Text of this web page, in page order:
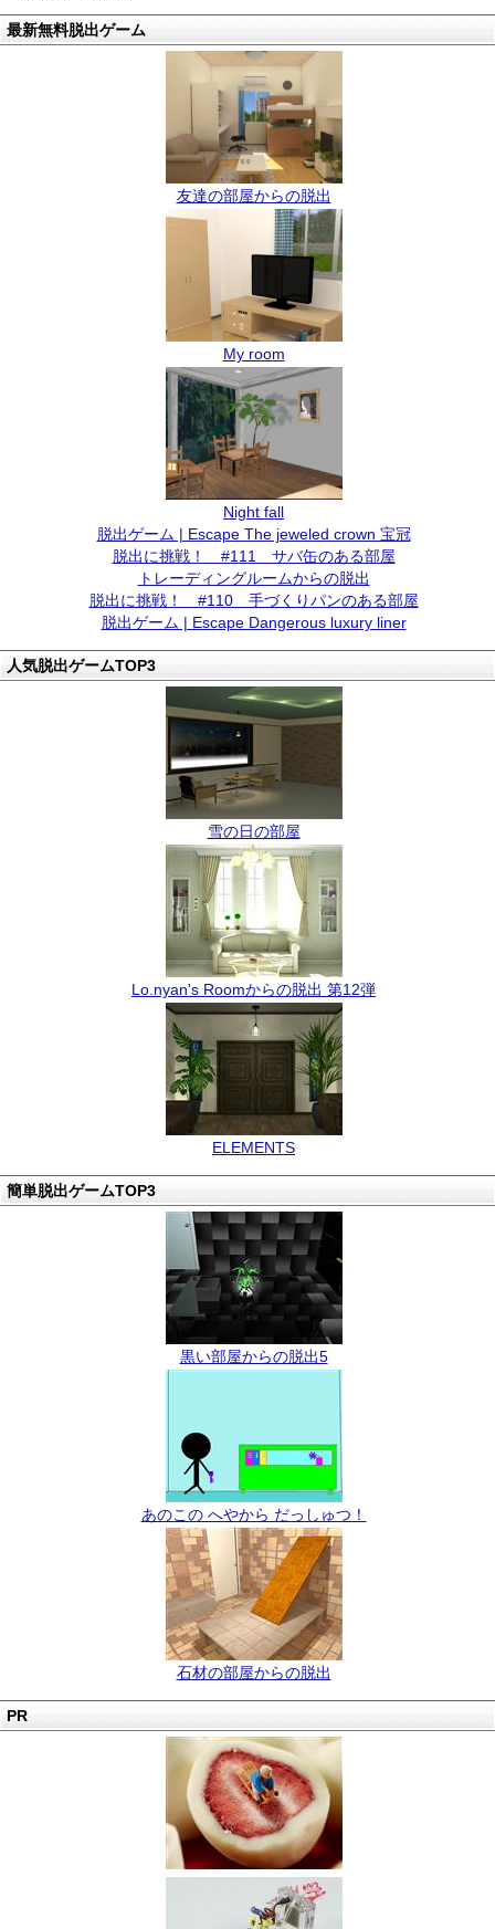
最新無料脱出ゲーム
友達の部屋からの脱出
My room
Night fall
脱出ゲーム | Escape The jeweled crown 宝冠
脱出に挑戦！ #111 サバ缶のある部屋
トレーディングルームからの脱出
脱出に挑戦！ #110 手づくりパンのある部屋
脱出ゲーム | Escape Dangerous luxury liner
人気脱出ゲームTOP3
雪の日の部屋
Lo.nyan's Roomからの脱出 第12弾
ELEMENTS
簡単脱出ゲームTOP3
黒い部屋からの脱出5
あのこの へやから だっしゅつ！
石材の部屋からの脱出
PR